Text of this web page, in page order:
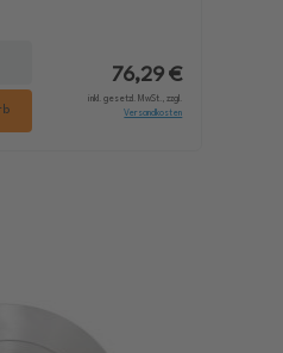
76,29 €
inkl. gesetzl. MwSt., zzgl.
Versandkosten